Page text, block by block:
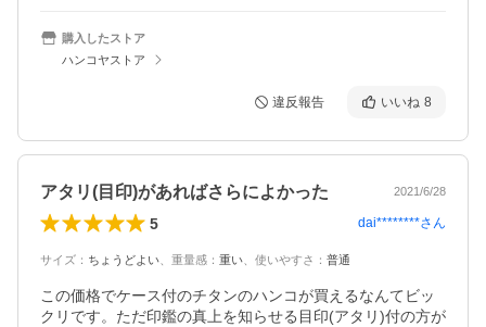
購入したストア
ハンコヤストア
違反報告 いいね 8
アタリ(目印)があればさらによかった 2021/6/28
5 dai********さん
サイズ ： ちょうどよい 重量感 ： 重い 使いやすさ ： 普通
この価格でケース付のチタンのハンコが買えるなんてビッ
クリです。ただ印鑑の真上を知らせる目印(アタリ)付の方が